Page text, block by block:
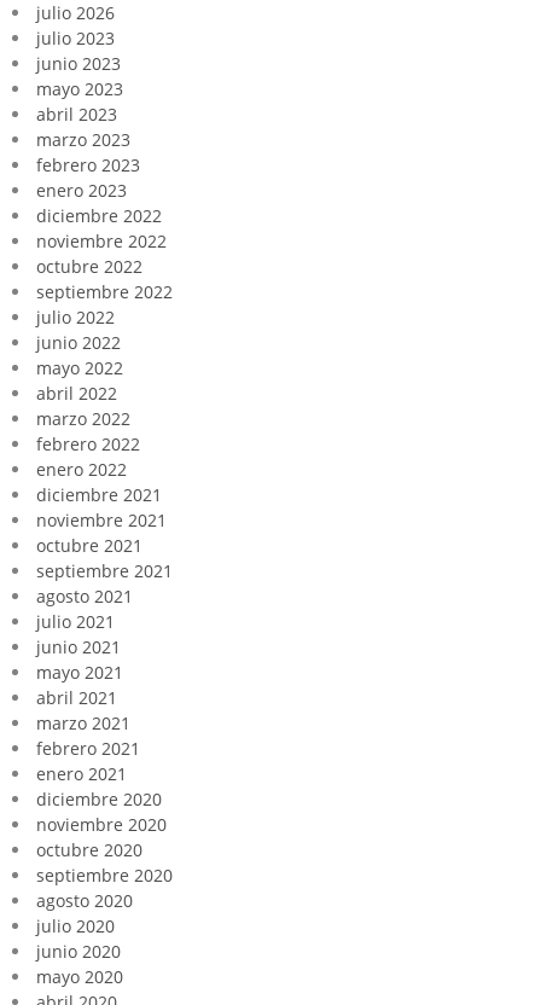
julio 2026
julio 2023
junio 2023
mayo 2023
abril 2023
marzo 2023
febrero 2023
enero 2023
diciembre 2022
noviembre 2022
octubre 2022
septiembre 2022
julio 2022
junio 2022
mayo 2022
abril 2022
marzo 2022
febrero 2022
enero 2022
diciembre 2021
noviembre 2021
octubre 2021
septiembre 2021
agosto 2021
julio 2021
junio 2021
mayo 2021
abril 2021
marzo 2021
febrero 2021
enero 2021
diciembre 2020
noviembre 2020
octubre 2020
septiembre 2020
agosto 2020
julio 2020
junio 2020
mayo 2020